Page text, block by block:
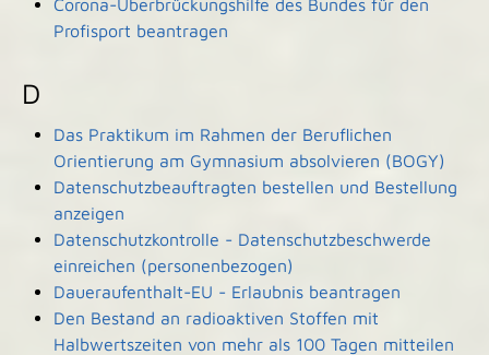
Corona-Überbrückungshilfe des Bundes für den
Profisport beantragen
D
Das Praktikum im Rahmen der Beruflichen
Orientierung am Gymnasium absolvieren (BOGY)
Datenschutzbeauftragten bestellen und Bestellung
anzeigen
Datenschutzkontrolle - Datenschutzbeschwerde
einreichen (personenbezogen)
Daueraufenthalt-EU - Erlaubnis beantragen
Den Bestand an radioaktiven Stoffen mit
Halbwertszeiten von mehr als 100 Tagen mitteilen